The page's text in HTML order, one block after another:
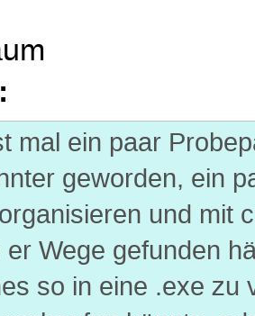
mal ein paar
geworden, ein
und mit
er Wege gefunden
so in eine .exe zu